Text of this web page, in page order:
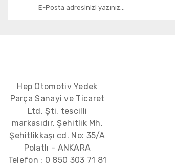
Hep Otomotiv Yedek
Parça Sanayi ve Ticaret
Ltd. Şti. tescilli
markasıdır. Şehitlik Mh.
Şehitlikkaşı cd. No: 35/A
Polatlı - ANKARA
Telefon : 0 850 303 71 81